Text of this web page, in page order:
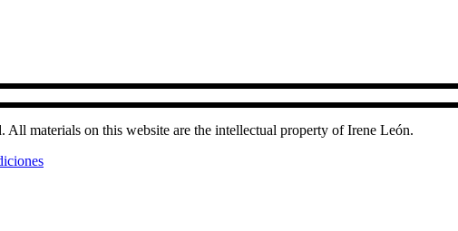
All materials on this website are the intellectual property of Irene León.